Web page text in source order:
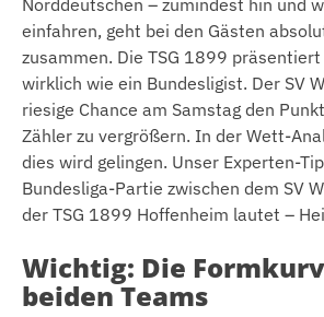
einfahren, geht bei den Gästen
zusammen. Die TSG 1899
wirklich wie ein Bundesligist. Der SV
riesige Chance am Samstag den
Zähler zu vergrößern. In der Wett-
dies wird gelingen. Unser Experten-
Bundesliga-Partie zwischen dem SV
der TSG 1899 Hoffenheim lautet –
Wichtig: Die
beiden Teams